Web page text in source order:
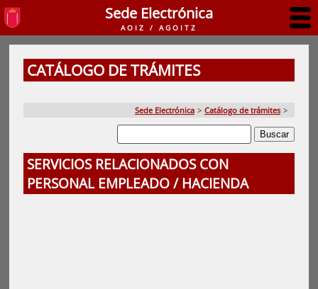
Sede Electrónica
AOIZ / AGOITZ
CATÁLOGO DE TRÁMITES
Sede Electrónica > Catálogo de trámites >
SERVICIOS RELACIONADOS CON
PERSONAL EMPLEADO / HACIENDA